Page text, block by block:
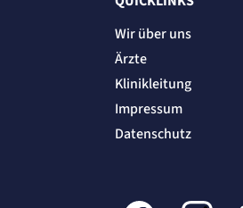
Wir über uns
Ärzte
Klinikleitung
Impressum
Datenschutz